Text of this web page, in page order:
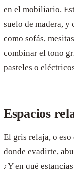
en el mobiliario.
suelo de madera, y
como sofás,
combinar el tono
pasteles o
Espacios
El gris relaja, o eso
donde evadirte,
¿Y en qué